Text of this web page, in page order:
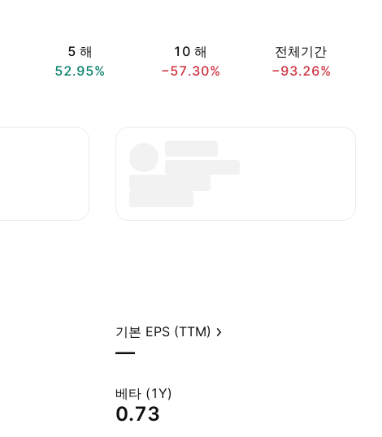
5 해
52.95%
10 해
−57.30%
전체기간
−93.26%
기본 EPS (TTM)
—
베타 (1Y)
0.73